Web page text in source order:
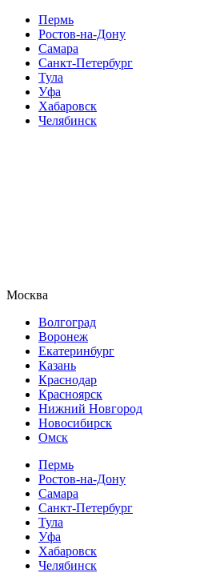
Пермь
Ростов-на-Дону
Самара
Санкт-Петербург
Тула
Уфа
Хабаровск
Челябинск
Москва
Волгоград
Воронеж
Екатеринбург
Казань
Краснодар
Красноярск
Нижний Новгород
Новосибирск
Омск
Пермь
Ростов-на-Дону
Самара
Санкт-Петербург
Тула
Уфа
Хабаровск
Челябинск